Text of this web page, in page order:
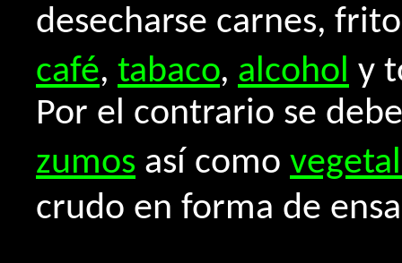
desecharse carnes,
café, tabaco, alcohol y
Por el contrario se
zumos así como
crudo en forma de